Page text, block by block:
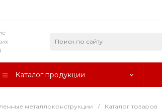
Каталог продукции
металлоконструкции / Каталог товаров